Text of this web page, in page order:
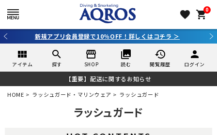
favorite 0
shopping_cart
3,980円（税込）以上のご購入で送料無料！
view_module
アイテム
search
探す
storefront
SHOP
collections
読む
history
閲覧履歴
person
ログイン
【重要】配送に関するお知らせ
HOME ラッシュガード・マリンウェア ラッシュガード
ラッシュガード